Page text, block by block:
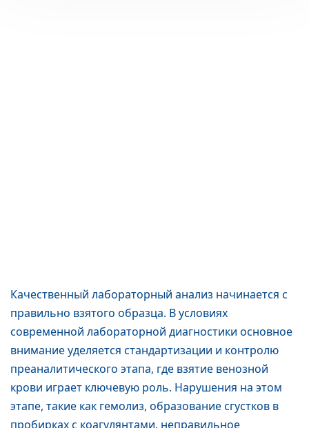
Качественный лабораторный анализ начинается с
правильно взятого образца. В условиях
современной лабораторной диагностики основное
внимание уделяется стандартизации и контролю
преаналитического этапа, где взятие венозной
крови играет ключевую роль. Нарушения на этом
этапе, такие как гемолиз, образование сгустков в
пробирках с коагулянтами, неправильное